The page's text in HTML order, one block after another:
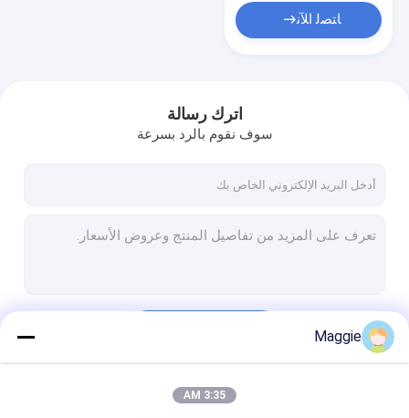
ﺎﺘﺼﻟ ﺍﻶﻧ
اترك رسالة
سوف نقوم بالرد بسرعة
Maggie
3:35 AM